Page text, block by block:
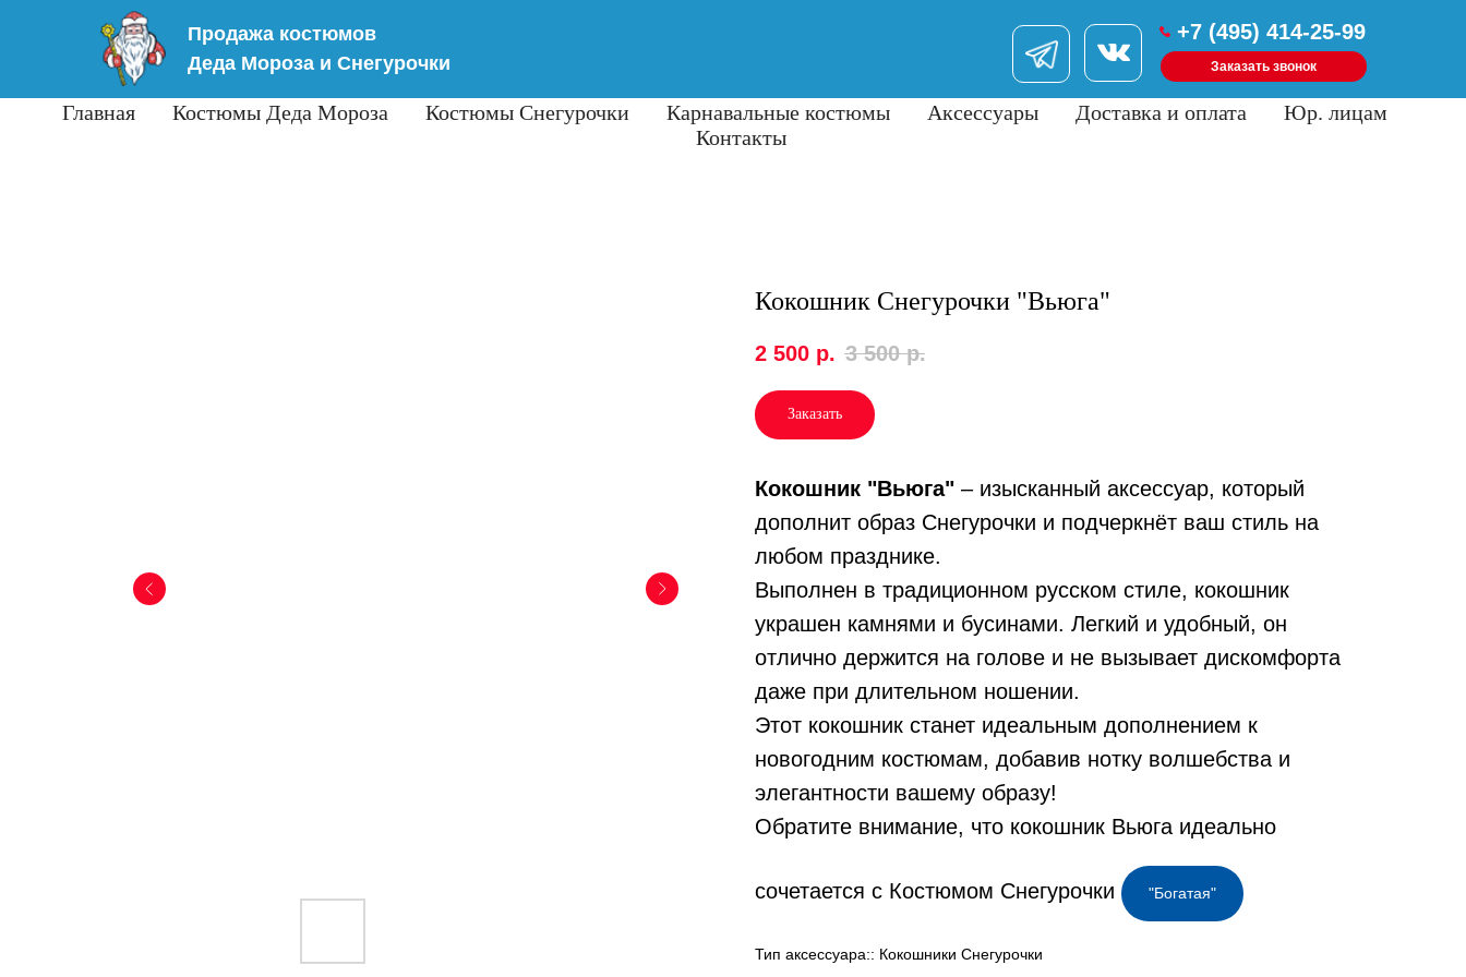
+7 (495) 414-25-99
Продажа костюмов
Деда Мороза и Снегурочки
Заказать звонок
Главная Костюмы Деда Мороза Костюмы Снегурочки Карнавальные костюмы Аксессуары Доставка и оплата
Юр. лицам
Контакты
Кокошник Снегурочки "Вьюга"
2 500 р. 3 500 р.
Заказать
Кокошник "Вьюга" – изысканный аксессуар, который
дополнит образ Снегурочки и подчеркнёт ваш стиль на
любом празднике.
Выполнен в традиционном русском стиле, кокошник
украшен камнями и бусинами. Легкий и удобный, он
отлично держится на голове и не вызывает дискомфорта
даже при длительном ношении.
Этот кокошник станет идеальным дополнением к
новогодним костюмам, добавив нотку волшебства и
элегантности вашему образу!
Обратите внимание, что кокошник Вьюга идеально
сочетается с Костюмом Снегурочки "Богатая"
Тип аксессуара:: Кокошники Снегурочки